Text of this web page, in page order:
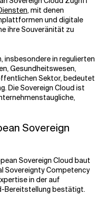
, mit denen
und digitale
ihre Souveränität zu
insbesondere in regulierten
Gesundheitswesen,
Sektor, bedeutet
Die Sovereign Cloud ist
Sovereign
Sovereign Cloud baut
Sovereignty Competency
in der auf
Bereitstellung bestätigt.